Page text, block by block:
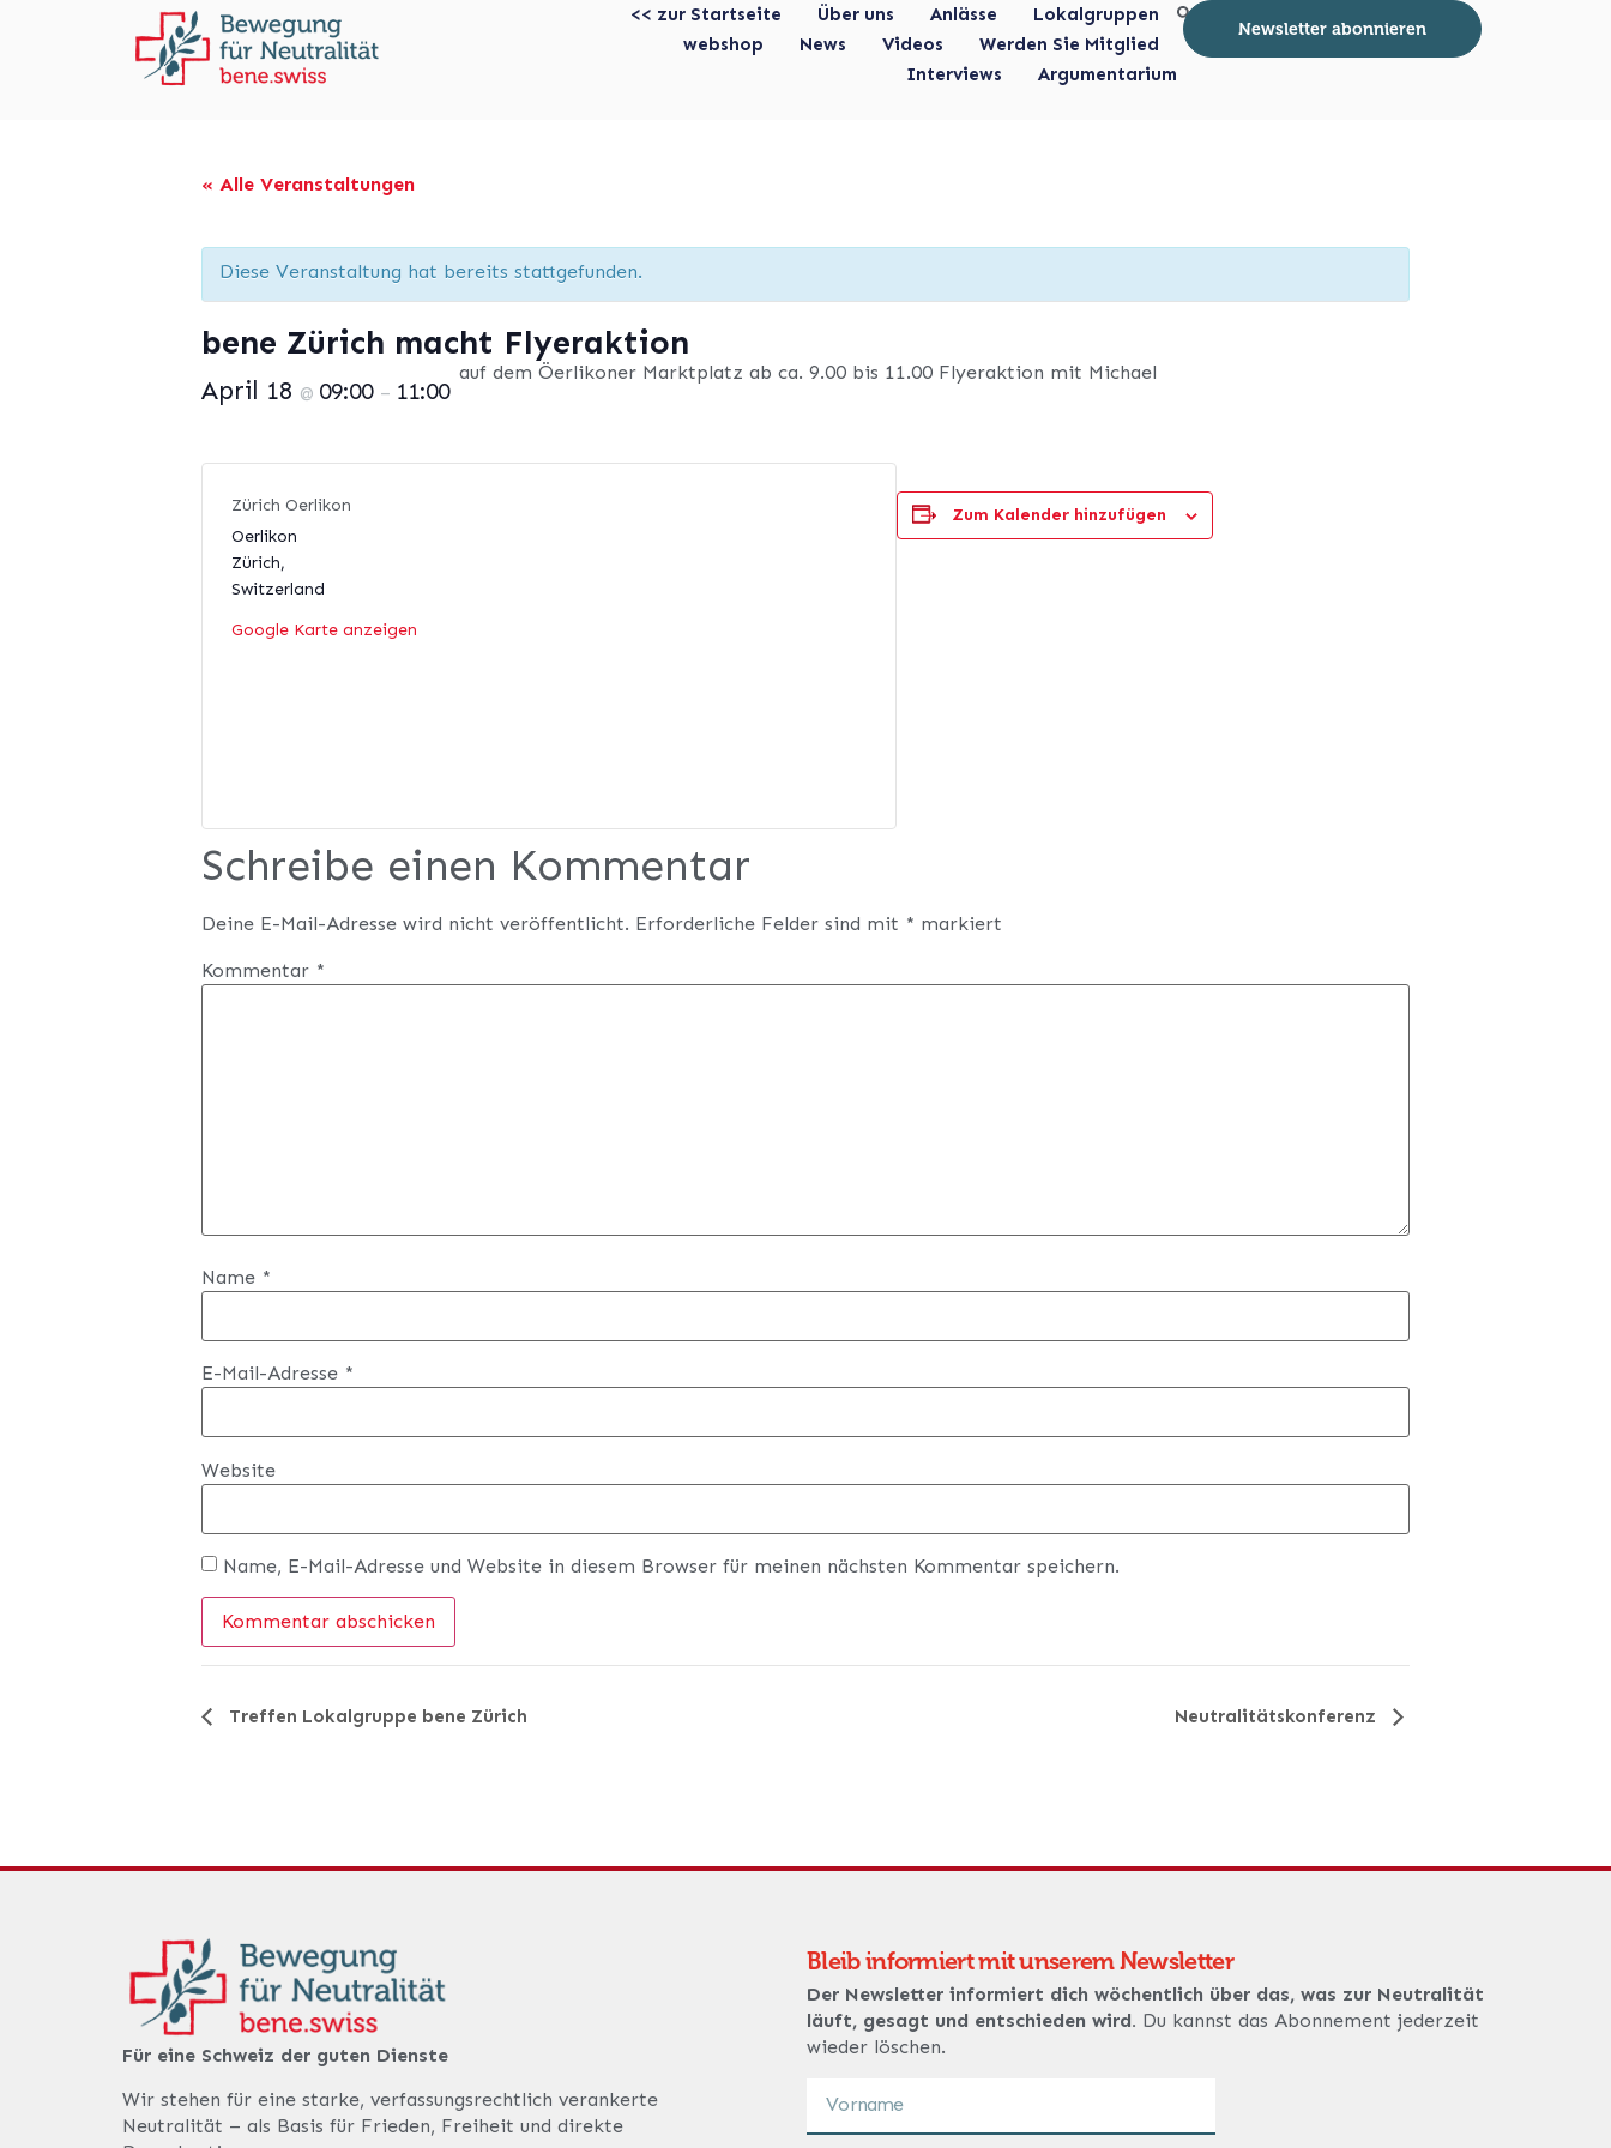
<< zur Startseite Über uns Anlässe
Lokalgruppen
webshop
News Videos
Werden Sie Mitglied
Interviews
Argumentarium
Newsletter abonnieren
« Alle Veranstaltungen
Diese Veranstaltung hat bereits stattgefunden.
bene Zürich macht Flyeraktion
April 18 @ 09:00 – 11:00
auf dem Öerlikoner Marktplatz ab ca. 9.00 bis 11.00 Flyeraktion mit Michael
Zürich Oerlikon
Oerlikon
Zürich,
Switzerland
Google Karte anzeigen
Zum Kalender hinzufügen
Schreibe einen Kommentar
Deine E-Mail-Adresse wird nicht veröffentlicht. Erforderliche Felder sind mit * markiert
Kommentar *
Name *
E-Mail-Adresse *
Website
Name, E-Mail-Adresse und Website in diesem Browser für meinen nächsten Kommentar speichern.
Veranstaltung-
Treffen Lokalgruppe bene Zürich Neutralitätskonferenz
Für eine Schweiz der guten Dienste
Wir stehen für eine starke, verfassungsrechtlich verankerte
Neutralität – als Basis für Frieden, Freiheit und direkte
Bleib informiert mit unserem Newsletter
Der Newsletter informiert dich wöchentlich über das, was zur Neutralität
läuft, gesagt und entschieden wird. Du kannst das Abonnement jederzeit
wieder löschen.